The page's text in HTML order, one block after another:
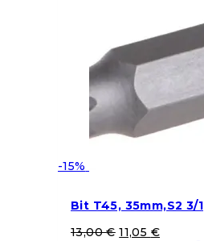
-15%
Bit T45, 35mm,S2 3/1
13,00€ 11,05 €